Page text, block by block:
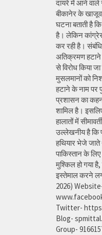
दायरे में आने वाले
बीकानेर के
घटना बताती है
है। लेकिन
कर रही है।
अतिक्रमण
से विरोध किया
मुसलमानों को
हटाने के नाम पर
प्रशासन का
शामिल है।
हालातों में
उल्लेखनीय है कि
हथियार भेजे
पाकिस्तान के
मुश्किल हो गया
इस्तेमाल करने
2026)
Twitter-
Blog-
Group-